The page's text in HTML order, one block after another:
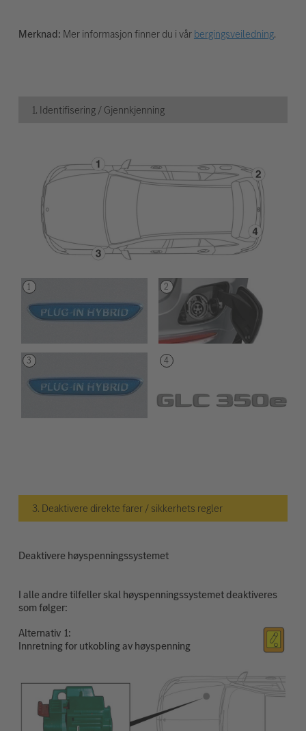
Merknad: Mer informasjon finner du i vårbergingsveiledning.
1. Identifisering / Gjennkjenning
3. Deaktivere direkte farer / sikkerhets regler
Deaktivere høyspenningssystemet
I alle andre tilfeller skal høyspenningssystemet deaktiveres
som følger:
Alternativ
Innretning for utkobling av høyspenning